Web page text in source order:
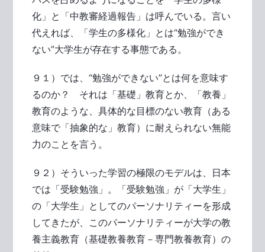
化」と「中教審経過報告」は呼んでいる。言い
代えれば、「学生の多様化」とは“勉強ができ
ない”大学生が存在する事態である。
９１）では、“勉強ができない”とは何を意味す
るのか？ それは「基礎」教育とか、「教養」
教育のような、具体的な目標のない教育（ある
意味で「抽象的な」教育）に耐えられない無能
力のことを言う。
９２）そういった学習の極限のモデルは、日本
では「受験勉強」。「受験勉強」が「大学生」
の「大学生」としてのパーソナリティーを形成
してきたが、このパーソナリティーが大学の教
養主義教育（基礎教養教育－専門教養教育）の